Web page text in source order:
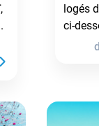
logés
ci-